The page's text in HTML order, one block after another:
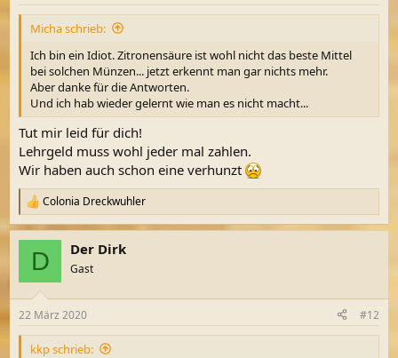
n
Micha schrieb:
Ich bin ein Idiot. Zitronensäure ist wohl nicht das beste Mittel
bei solchen Münzen... jetzt erkennt man gar nichts mehr.
Aber danke für die Antworten.
Und ich hab wieder gelernt wie man es nicht macht...
Tut mir leid für dich!
Lehrgeld muss wohl jeder mal zahlen.
Wir haben auch schon eine verhunzt
R
e
a
e
n
Colonia Dreckwuhler
D Der Dirk
Gast
22 März 2020 #12
kkp schrieb: